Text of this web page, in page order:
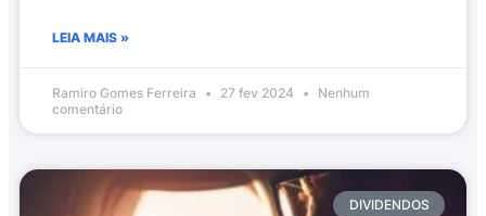
LEIA MAIS »
Ramiro Gomes Ferreira 27 fev 2024
Nenhum
comentário
DIVIDENDOS